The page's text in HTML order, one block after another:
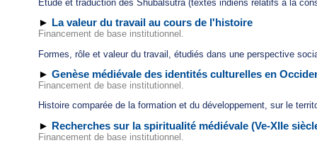
Etude et traduction des Shubalsutra (textes indiens relatifs à la
► La valeur du travail au cours de l'histoire
Financement de base institutionnel.
Formes, rôle et valeur du travail, étudiés dans une perspective
► Genèse médiévale des identités culturelles en
Financement de base institutionnel.
Histoire comparée de la formation et du développement, sur le
► Recherches sur la spiritualité médiévale (Ve-XIIe
Financement de base institutionnel.